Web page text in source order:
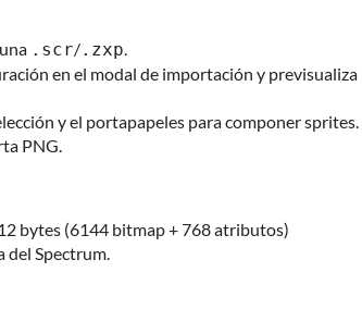
.scr/.zxp
en el modal de importación y previsualiza
y el portapapeles para componer sprites.
PNG.
bytes (6144 bitmap + 768 atributos)
Spectrum.